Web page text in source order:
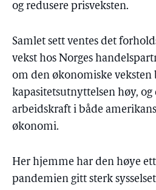
og redusere prisveksten.
Samlet sett ventes det
vekst hos Norges
om den økonomiske veksten
kapasitetsutnyttelsen høy, og
arbeidskraft i både
økonomi.
Her hjemme har den høye
pandemien gitt sterk